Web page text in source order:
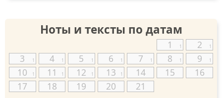
Ноты и тексты по датам
1 1 2 1
3 1 4 1 5 1 6 1 7 1 8 1 9 1
10 1 11 1 12 1 13 1 14 15
16
17
18 19 20 21